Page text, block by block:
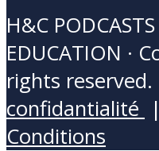
H&C
EDUCATION ·
rights
confidantialité |
Conditions